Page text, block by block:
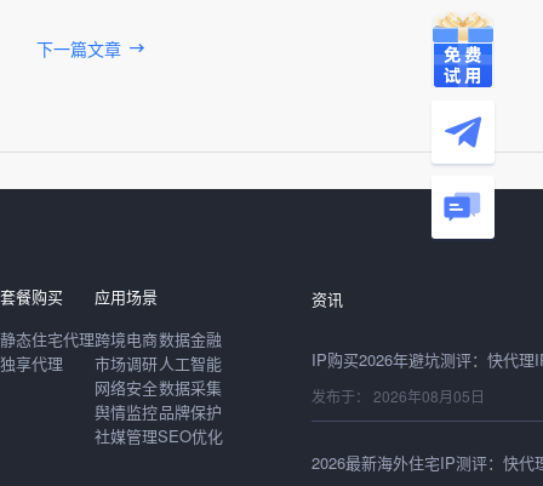
下一篇文章
套餐购买
静态住宅代理
独享代理
应用场景
跨境电商
市场调研
网络安全
舆情监控
社媒管理
数据金融
人工智能
数据采集
品牌保护
SEO优化
资讯
发布于： 2026年08月06日
发布于： 2026年08月05日